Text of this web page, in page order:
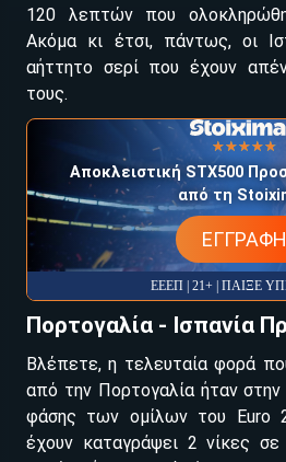
120 λεπτών που
Ακόμα κι έτσι, πάντως, οι
αήττητο σερί που έχουν
τους.
☆☆☆☆☆
★★★★★
Αποκλειστική STX500
από τη
EΓΓΡΑΦΗ
ΕΕΕΠ | 21+ | ΠΑΙΞΕ
Πορτογαλία - Ισπανία
Βλέπετε, η τελευταία φορά
από την Πορτογαλία ήταν στην
φάσης των ομίλων του Euro
έχουν καταγράψει 2 νίκες